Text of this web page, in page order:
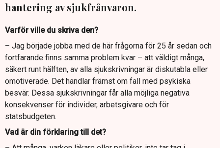
hantering av sjukfrånvaron.
Varför ville du skriva den?
– Jag började jobba med de här frågorna för 25 år sedan och
fortfarande finns samma problem kvar – att väldigt många,
säkert runt hälften, av alla sjukskrivningar är diskutabla eller
omotiverade. Det handlar främst om fall med psykiska
besvär. Dessa sjukskrivningar får alla möjliga negativa
konsekvenser för individer, arbetsgivare och för
statsbudgeten.
Vad är din förklaring till det?